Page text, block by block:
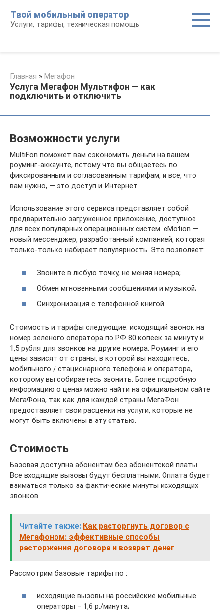
контенту
Твой мобильный оператор
Услуги, тарифы, техническая помощь
Главная » Мегафон
Услуга Мегафон Мультифон — как
подключить и отключить
Возможности услуги
MultiFon поможет вам сэкономить деньги на вашем
роуминг-аккаунте, потому что вы общаетесь по
фиксированным и согласованным тарифам, и все, что
вам нужно, — это доступ и Интернет.
Использование этого сервиса представляет собой
предварительно загруженное приложение, доступное
для всех популярных операционных систем. eMotion —
новый мессенджер, разработанный компанией, которая
только-только набирает популярность. Это позволяет:
Звоните в любую точку, не меняя номера;
Обмен мгновенными сообщениями и музыкой;
Синхронизация с телефонной книгой.
Стоимость и тарифы следующие: исходящий звонок на
номер зеленого оператора по РФ 80 копеек за минуту и ​​
1,5 рубля для звонков на другие номера. Роуминг и его
цены зависят от страны, в которой вы находитесь,
мобильного / стационарного телефона и оператора,
которому вы собираетесь звонить. Более подробную
информацию о ценах можно найти на официальном сайте
МегаФона, так как для каждой страны МегаФон
предоставляет свои расценки на услуги, которые не
могут быть включены в эту статью.
Стоимость
Базовая доступна абонентам без абонентской платы.
Все входящие вызовы будут бесплатными. Оплата будет
взиматься только за фактические минуты исходящих
звонков.
Читайте также: Как расторгнуть договор с
Мегафоном: эффективные способы
расторжения договора и возврат денег
Рассмотрим базовые тарифы по :
исходящие вызовы на российские мобильные
операторы – 1,6 р./минута;